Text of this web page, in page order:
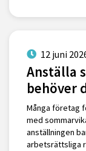
12 juni
Anställa
behöver
Många företag
med
anställningen
arbetsrättsliga